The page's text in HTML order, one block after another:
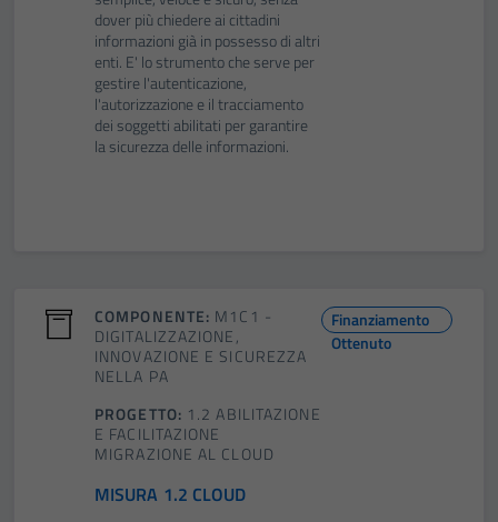
dover più chiedere ai cittadini
informazioni già in possesso di altri
enti. E' lo strumento che serve per
gestire l'autenticazione,
l'autorizzazione e il tracciamento
dei soggetti abilitati per garantire
la sicurezza delle informazioni.
COMPONENTE: M1C1 -
DIGITALIZZAZIONE,
INNOVAZIONE E SICUREZZA
NELLA PA
PROGETTO: 1.2 ABILITAZIONE
E FACILITAZIONE
MIGRAZIONE AL CLOUD
MISURA 1.2 CLOUD
Finanziamento
Ottenuto